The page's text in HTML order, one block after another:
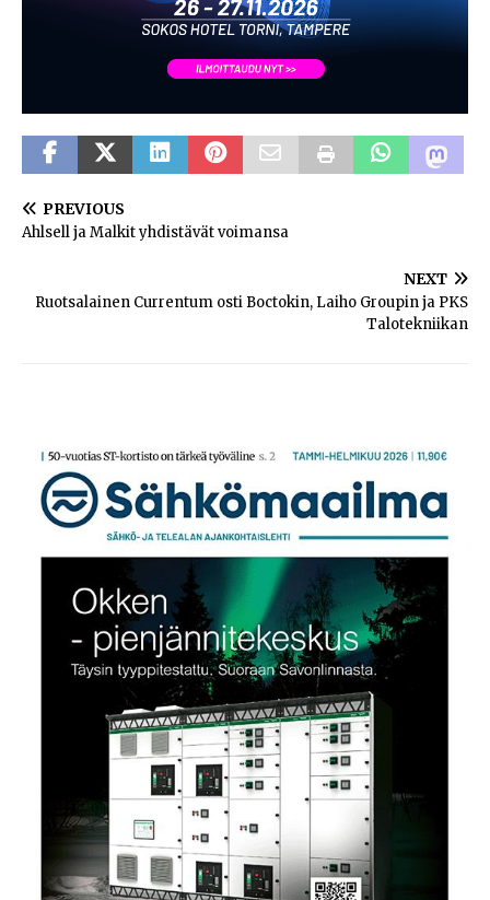
PREVIOUS
Ahlsell ja Malkit yhdistävät voimansa
NEXT
Ruotsalainen Currentum osti Boctokin, Laiho Groupin ja PKS
Talotekniikan